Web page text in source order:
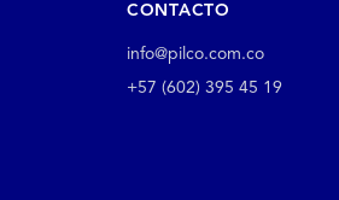
CONTACTO
info@pilco.com.co
+57 (602) 395 45 19